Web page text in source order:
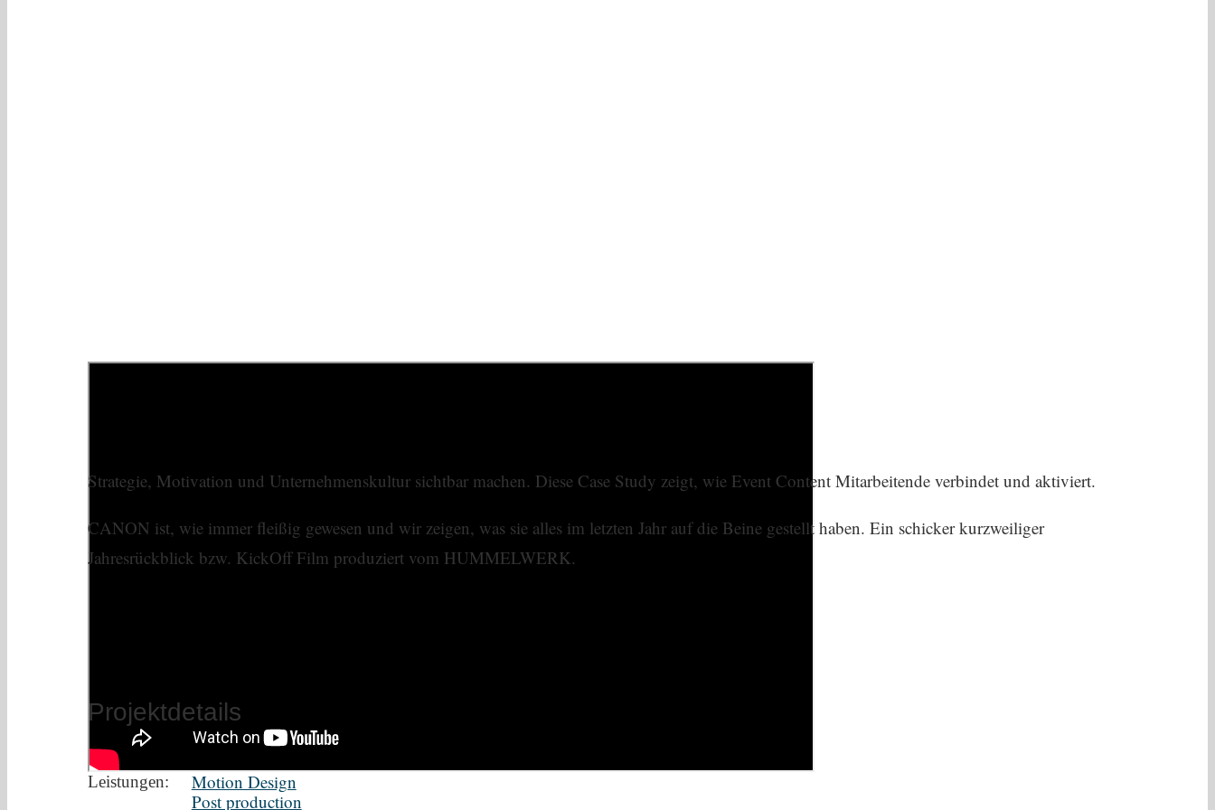
Strategie, Motivation und Unternehmenskultur sichtbar machen. Diese Case Study zeigt, wie Event Content Mitarbeitende verbindet und aktiviert.
CANON ist, wie immer fleißig gewesen und wir zeigen, was sie alles im letzten Jahr auf die Beine gestellt haben. Ein schicker kurzweiliger
Jahresrückblick bzw. KickOff Film produziert vom HUMMELWERK.
Projektdetails
Leistungen:
Motion Design
Post production